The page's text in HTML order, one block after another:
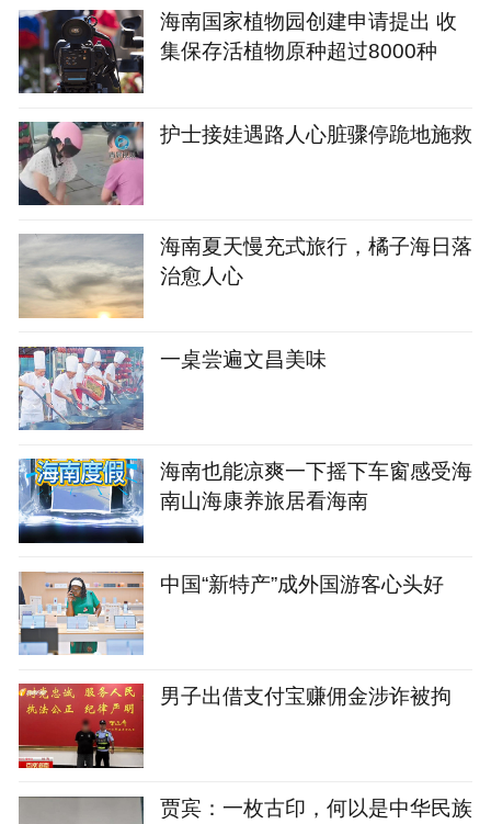
海南国家植物园创建申请提出 收
集保存活植物原种超过8000种
护士接娃遇路人心脏骤停跪地施救
海南夏天慢充式旅行，橘子海日落
治愈人心
一桌尝遍文昌美味
海南也能凉爽一下摇下车窗感受海
南山海康养旅居看海南
中国“新特产”成外国游客心头好
男子出借支付宝赚佣金涉诈被拘
贾宾：一枚古印，何以是中华民族